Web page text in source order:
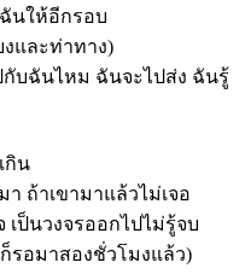
นให้อีกรอบ
และท่าทาง)
บฉันไหม ฉันจะไปส่ง ฉันรู้
กิน
ถ้าเขามาแล้วไม่เจอ
เป็นวงจรออกไปไม่รู้จบ
รอมาสองชั่วโมงแล้ว)